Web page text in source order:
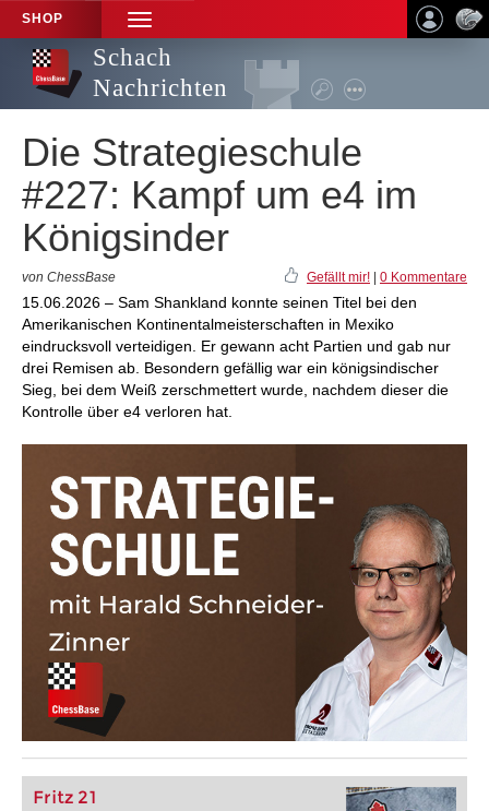
SHOP
TOGGLE
NAVIGATION
Schach
Nachrichten
Die Strategieschule
#227: Kampf um e4 im
Königsinder
von ChessBase Gefällt mir! 0 Kommentare
15.06.2026 – Sam Shankland konnte seinen Titel bei den
Amerikanischen Kontinentalmeisterschaften in Mexiko
eindrucksvoll verteidigen. Er gewann acht Partien und gab nur
drei Remisen ab. Besondern gefällig war ein königsindischer
Sieg, bei dem Weiß zerschmettert wurde, nachdem dieser die
Kontrolle über e4 verloren hat.
Fritz 21